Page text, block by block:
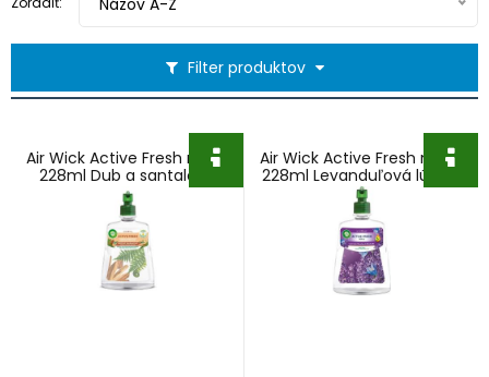
Filter produktov
Názov A-Z
Air Wick Active Fresh náplň
228ml Dub a santalové
drevo
Air Wick Active Fresh náplň
228ml Levanduľová lúka a
modré kvety